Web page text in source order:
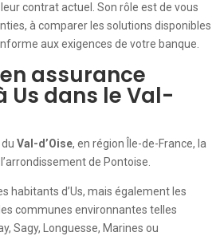
contrat actuel. Son rôle est de vous
à comparer les solutions disponibles
aux exigences de votre banque.
assurance
Us dans le Val-
Val-d’Oise, en région Île-de-France, la
de Pontoise.
habitants d’Us, mais également les
communes environnantes telles
Sagy, Longuesse, Marines ou